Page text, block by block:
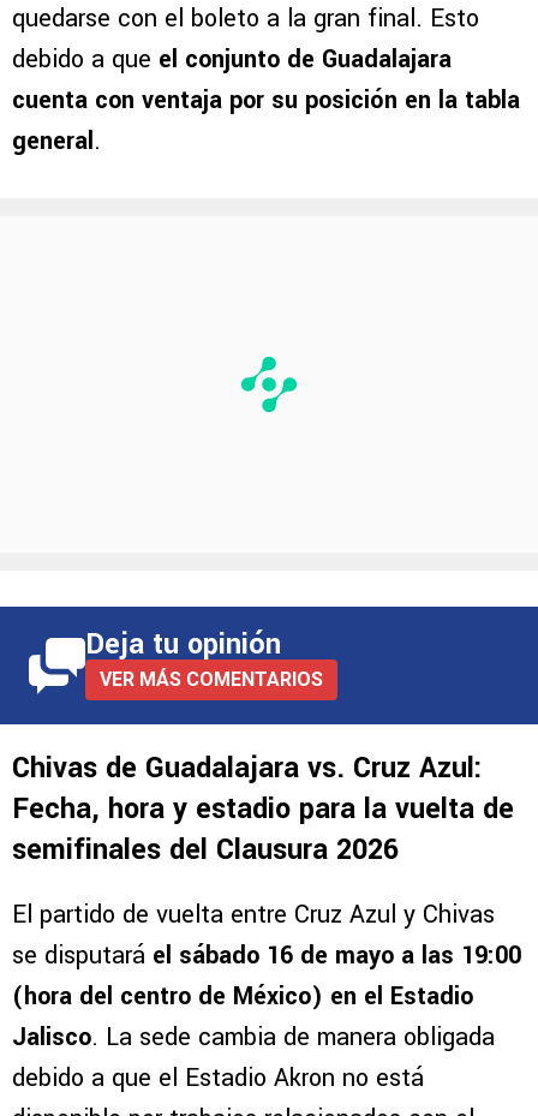
quedarse con el boleto a la gran final. Esto
debido a que el conjunto de Guadalajara
cuenta con ventaja por su posición en la tabla
general.
Deja tu opinión
VER MÁS COMENTARIOS
Chivas de Guadalajara vs. Cruz Azul:
Fecha, hora y estadio para la vuelta de
semifinales del Clausura 2026
El partido de vuelta entre Cruz Azul y Chivas
se disputará el sábado 16 de mayo a las 19:00
(hora del centro de México) en el Estadio
Jalisco. La sede cambia de manera obligada
debido a que el Estadio Akron no está